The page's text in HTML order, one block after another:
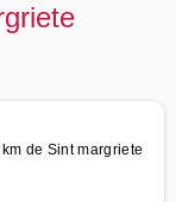
de Sint margriete